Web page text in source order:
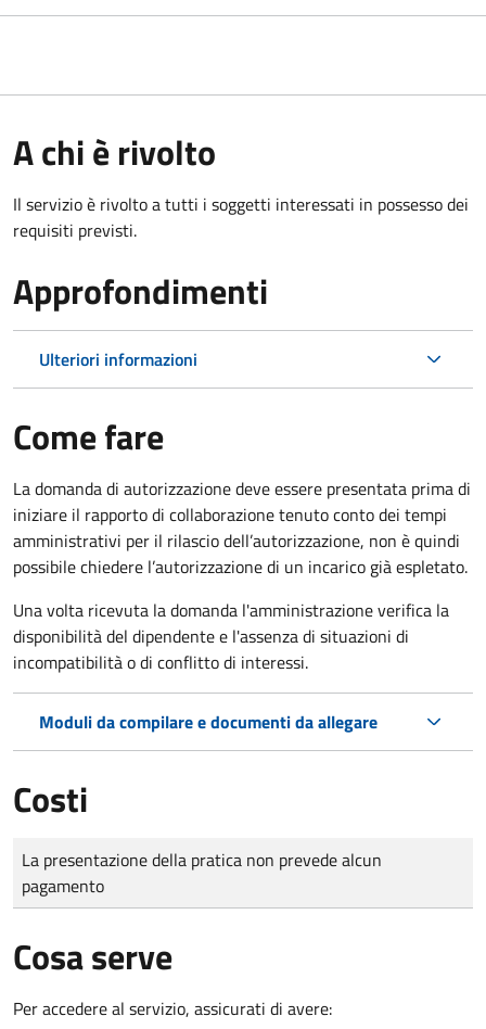
A chi è rivolto
Il servizio è rivolto a tutti i soggetti interessati in possesso dei
requisiti previsti.
Approfondimenti
Ulteriori informazioni
Come fare
La domanda di autorizzazione deve essere presentata prima di
iniziare il rapporto di collaborazionetenuto conto dei tempi
amministrativi per il rilascio dell’autorizzazione, non è quindi
possibile chiedere l’autorizzazione di un incarico già espletato.
Una volta ricevuta la domanda l'amministrazione verifica la
disponibilità del dipendente e l'assenza di situazioni di
incompatibilità o di conflitto di interessi.
Moduli da compilare e documenti da allegare
Costi
Tipo di pagamento
Importo
La presentazione della pratica non prevede alcun
pagamento
Cosa serve
Per accedere al servizio, assicurati di avere: